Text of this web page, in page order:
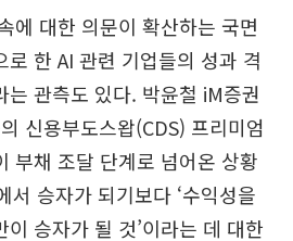
에 대한 의문이 확산하는 국면
로 한 AI 관련 기업들의 성과 격
는 관측도 있다. 박윤철 iM증권
신용부도스왑(CDS) 프리미엄
부채 조달 단계로 넘어온 상황
서 승자가 되기보다 ‘수익성을
승자가 될 것’이라는 데 대한